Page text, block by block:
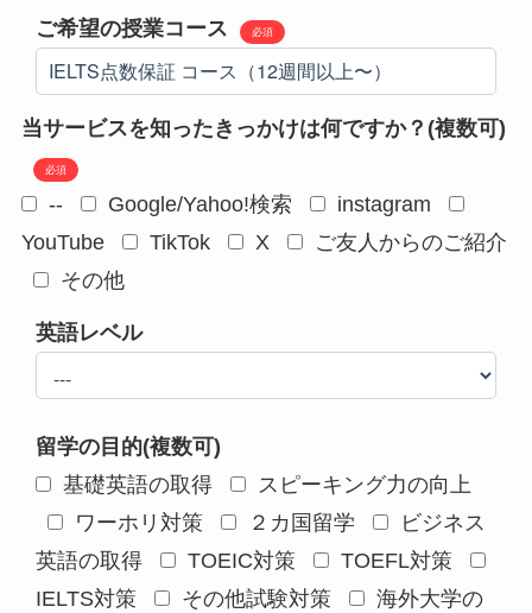
ご希望の授業コース 必須
当サービスを知ったきっかけは何ですか？(複数可)
必須
-- Google/Yahoo!検索
instagram
YouTube
TikTok X
ご友人からのご紹介
その他
英語レベル
留学の目的(複数可)
基礎英語の取得
スピーキング力の向上
ワーホリ対策
２カ国留学
ビジネス
英語の取得
TOEIC対策
TOEFL対策
IELTS対策
その他試験対策
海外大学の